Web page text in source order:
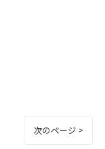
次のページ >